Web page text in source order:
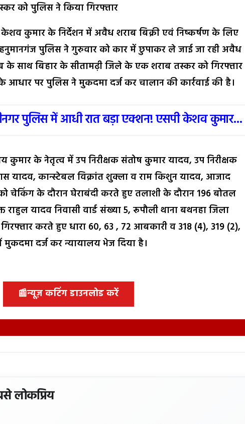
को पुलिस ने किया गिरफ्तार
कुमार के निर्देशन में अवैध शराब बिक्री एवं निष्कर्षण के लिए
पुलिस ने गुरुवार को कार में छुपाकर ले जाई जा रही अवैध
के साथ बिहार के सीतामढ़ी जिले के एक शराब तस्कर को गिरफ्तार
आधार पर पुलिस ने मुकदमा दर्ज कर चालान की कार्रवाई की है।
पुलिस में आधी रात बड़ा एक्शन! एसपी केशव कुमार...
कुमार के नेतृत्व में उप निरीक्षक संतोष कुमार यादव, उप निरीक्षक
यादव, कान्स्टेबल विक्रांत शुक्ला व राम किशुन यादव, आजाद
चेकिंग के दौरान घेराबंदी करते हुए तलाशी के दौरान 196 बोतल
यादव निवासी वार्ड संख्या 5, रूपौली थाना बथनहा जिला
करते हुए धारा 60, 63 , 72 आबकारी व 318 (4), 319 (2),
दर्ज कर न्यायालय भेज दिया है।
📰न्यूज़ कटिंग डाउनलोड करें
लोकप्रिय